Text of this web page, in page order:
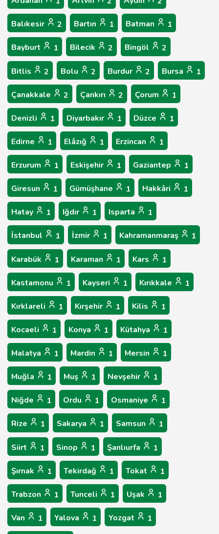
Balıkesir 2 Bartın 1 Batman 1
Bayburt 1 Bilecik 2 Bingöl 2
Bitlis 2 Bolu 2 Burdur 2 Bursa 1
Çanakkale 2 Çankırı 2 Çorum 1
Denizli 1 Diyarbakır 1 Düzce 1
Edirne 1 Elâzığ 1 Erzincan 1
Erzurum 1 Eskişehir 1 Gaziantep 1
Giresun 1 Gümüşhane 1 Hakkâri 1
Hatay 1 Iğdır 1 Isparta 1
İstanbul 1 İzmir 1 Kahramanmaraş 1
Karabük 1 Karaman 1 Kars 1
Kastamonu 1 Kayseri 1 Kırıkkale 1
Kırklareli 1 Kırşehir 1 Kilis 1
Kocaeli 1 Konya 1 Kütahya 1
Malatya 1 Mardin 1 Mersin 1
Muğla 1 Muş 1 Nevşehir 1
Niğde 1 Ordu 1 Osmaniye 1
Rize 1 Sakarya 1 Samsun 1
Siirt 1 Sinop 1 Şanlıurfa 1
Şırnak 1 Tekirdağ 1 Tokat 1
Trabzon 1 Tunceli 1 Uşak 1
Van 1 Yalova 1 Yozgat 1